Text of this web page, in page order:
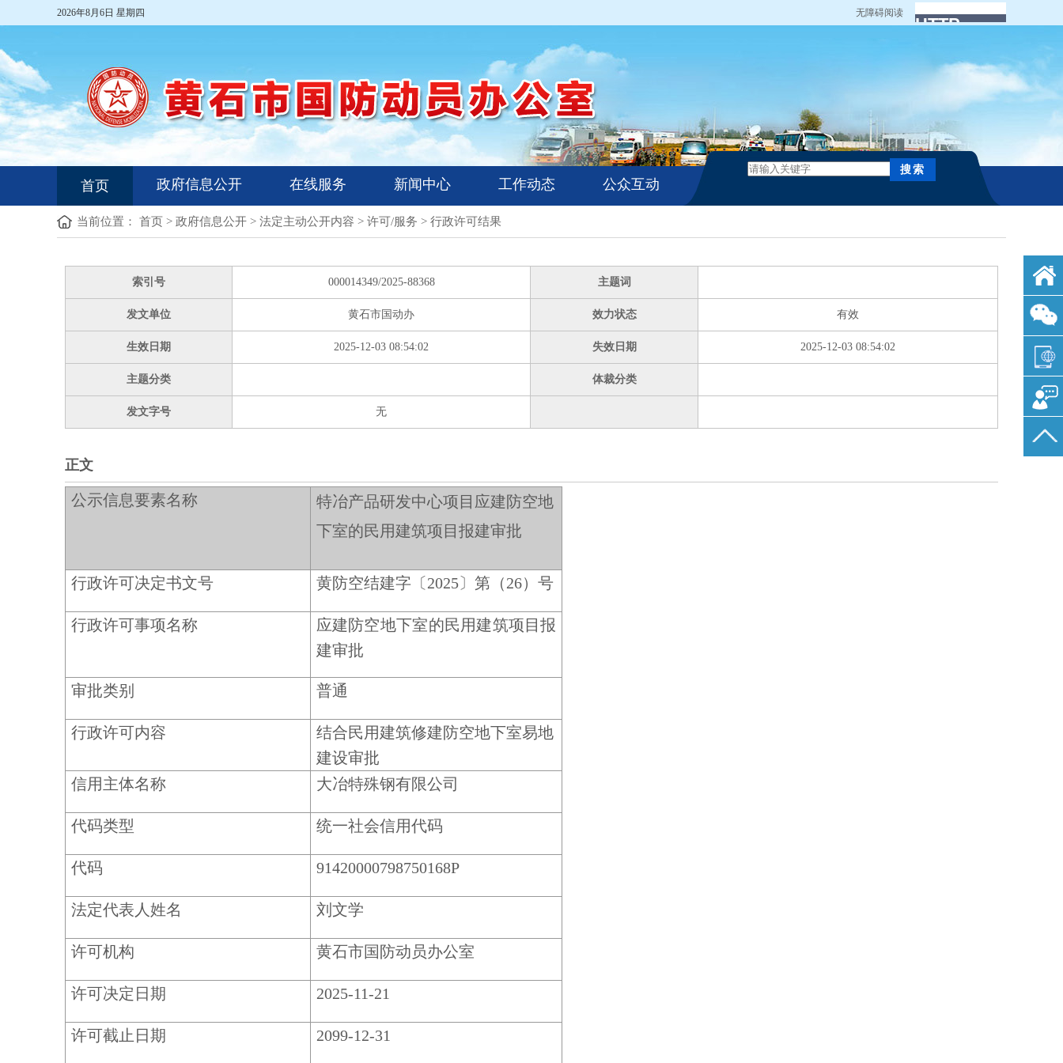
无障碍阅读
2026年8月6日 星期四
首页 政府信息公开 在线服务 新闻中心 工作动态 公众互动
当前位置： 首页 > 政府信息公开 > 法定主动公开内容 > 许可/服务 > 行政许可结果
索引号 000014349/2025-88368 主题词
发文单位 黄石市国动办 效力状态 有效
生效日期 2025-12-03 08:54:02 失效日期 2025-12-03 08:54:02
主题分类 体裁分类
发文字号 无
正文
公示信息要素名称
特冶产品研发中心项目应建防空地
下室的民用建筑项目报建审批
行政许可决定书文号 黄防空结建字〔2025〕第（26）号
行政许可事项名称
应建防空地下室的民用建筑项目报
建审批
审批类别 普通
行政许可内容
结合民用建筑修建防空地下室易地
建设审批
信用主体名称
大冶特殊钢有限公司
代码类型 统一社会信用代码
代码 91420000798750168P
法定代表人姓名 刘文学
许可机构 黄石市国防动员办公室
许可决定日期 2025-11-21
许可截止日期 2099-12-31